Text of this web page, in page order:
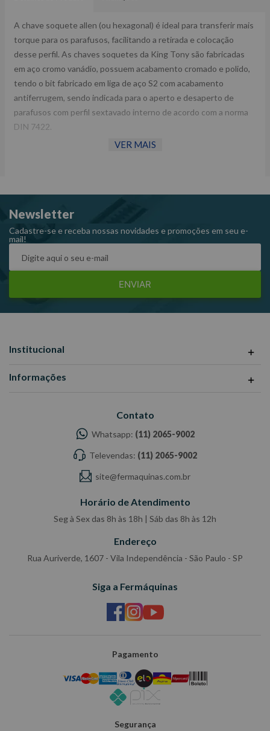
A chave soquete allen (ou hexagonal) é ideal para transferir mais
torque para os parafusos, facilitando a retirada e colocação
desse perfil. As chaves soquetes da King Tony são fabricadas
em aço cromo vanádio, possuem acabamento cromado e polido,
tendo o bit fabricado em liga de aço S2 com acabamento
antiferrugem, sendo indicada para o aperto e desaperto de
parafusos com perfil sextavado interno de acordo com a norma
DIN 7422.
Referência: 403508.
VER MAIS
Newsletter
Cadastre-se e receba nossas novidades e promoções em seu e-
mail!
ENVIAR
Institucional
Informações
Contato
Whatsapp: (11) 2065-9002
Televendas: (11) 2065-9002
site@fermaquinas.com.br
Horário de Atendimento
Seg à Sex das 8h às 18h | Sáb das 8h às 12h
Endereço
Rua Auriverde, 1607 - Vila Independência - São Paulo - SP
Siga a Fermáquinas
Pagamento
Segurança